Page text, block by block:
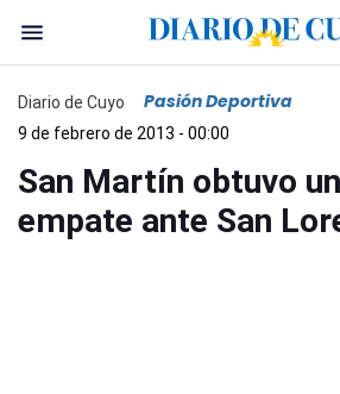
Diario de Cuyo Pasión Deportiva
9 de febrero de 2013 - 00:00
San Martín obtuvo
empate ante San